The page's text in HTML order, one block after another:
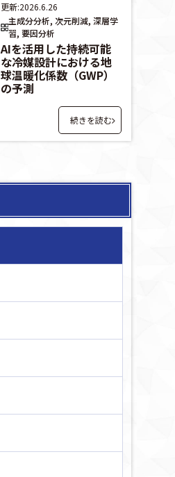
更新:2026.6.26
主成分分析, 次元削減, 深層学
習, 要因分析
AIを活用した持続可能
な冷媒設計における地
球温暖化係数（GWP）
の予測
続きを読む